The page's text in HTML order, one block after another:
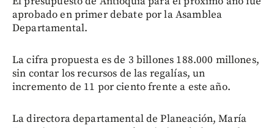
aprobado en primer debate por la Asamblea
Departamental.
La cifra propuesta es de 3 billones 188.000 millones,
sin contar los recursos de las regalías, un
incremento de 11 por ciento frente a este año.
La directora departamental de Planeación, María